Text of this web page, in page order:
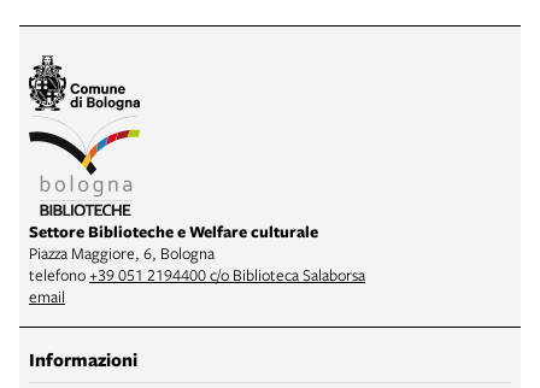
Settore Biblioteche e Welfare culturale
Piazza Maggiore, 6, Bologna
telefono+39 051 2194400 c/o Biblioteca Salaborsa
email
Informazioni